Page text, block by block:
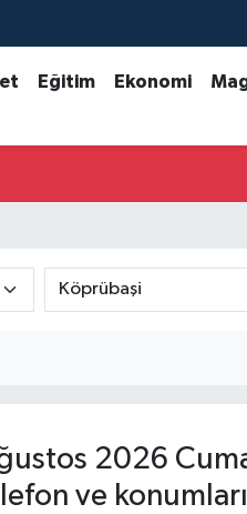
Eğitim Ekonomi
2026
ve konumları